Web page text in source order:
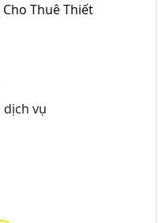
Cho Thuê Thiết
dịch vụ